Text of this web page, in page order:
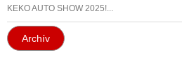
KEKO AUTO SHOW 2025!...
Archív